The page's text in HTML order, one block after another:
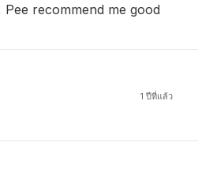
recommend me good
1 ปีที่แล้ว